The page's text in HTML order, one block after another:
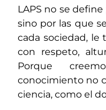
LAPS no se
sino por las que
cada sociedad,
con respeto,
Porque
conocimiento no
ciencia, como el